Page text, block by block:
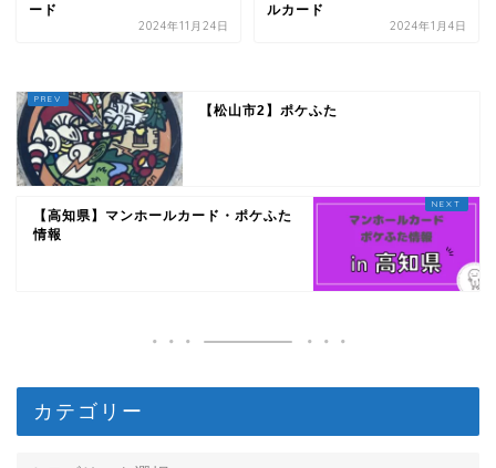
ード
2024年11月24日
ルカード
2024年1月4日
【松山市2】ポケふた
【高知県】マンホールカード・ポケふた
情報
カテゴリー